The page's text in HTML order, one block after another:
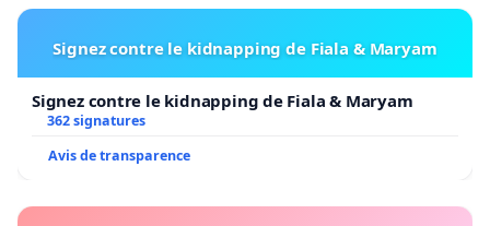
Signez contre le kidnapping de Fiala & Maryam
Signez contre le kidnapping de Fiala & Maryam
362 signatures
Avis de transparence